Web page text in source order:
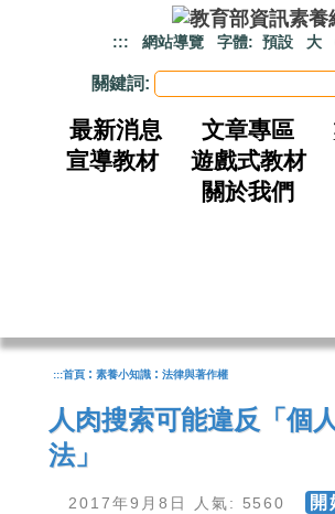
::: 網站導覽 字體: 預設 大
關鍵詞:
最新消息 文章專區
宣導教材
遊戲式教材
關於我們
:::首頁 : 素養小知識 : 法律與著作權
人肉搜索可能違反「個
法」
2017年9月8日 人氣: 5560 開